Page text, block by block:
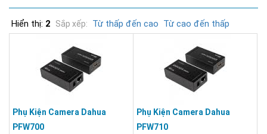
Hiển thị: 2 Sắp xếp: Từ thấp đến cao Từ cao đến thấp
Phụ Kiện Camera Dahua
PFW700
Phụ Kiện Camera Dahua
PFW710